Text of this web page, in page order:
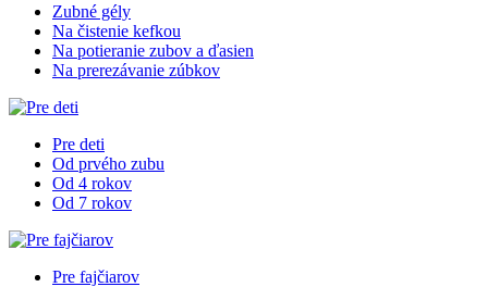
Zubné gély
Na čistenie kefkou
Na potieranie zubov a ďasien
Na prerezávanie zúbkov
Pre deti
Od prvého zubu
Od 4 rokov
Od 7 rokov
Pre fajčiarov